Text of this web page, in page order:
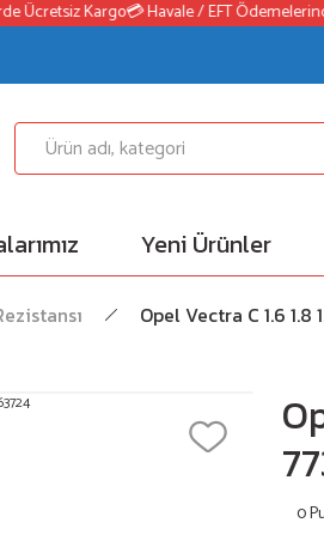
Kargo💳 Havale / EFT Ödemelerinde
Yeni Ürünler
Opel Vectra C 1.6
0